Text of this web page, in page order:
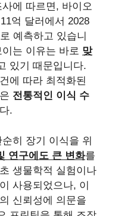
에 따르면, 바이오
억 달러에서 2028
예측하고 있습니
는 이유는 바로 맞
있기 때문입니다.
에 따라 최적화된
전통적인 이식 수
.
히 장기 이식을 위
연구에도 큰 변화를
생물학적 실험이나
사용되었으나, 이
신뢰성에 의문을